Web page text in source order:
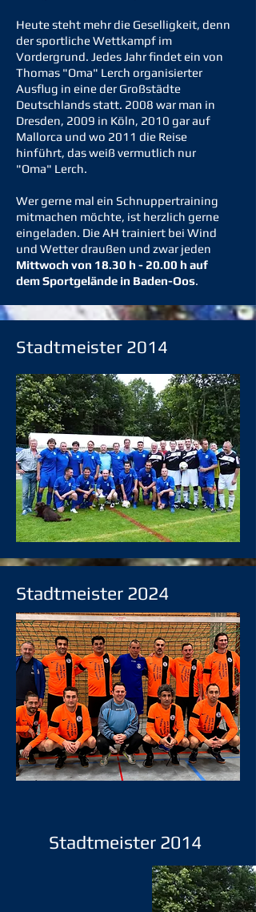
Heute steht mehr die Geselligkeit, denn
der sportliche Wettkampf im
Vordergrund. Jedes Jahr findet ein von
Thomas "Oma" Lerch organisierter
Ausflug in eine der Großstädte
Deutschlands statt. 2008 war man in
Dresden, 2009 in Köln, 2010 gar auf
Mallorca und wo 2011 die Reise
hinführt, das weiß vermutlich nur
"Oma" Lerch.
Wer gerne mal ein Schnuppertraining
mitmachen möchte, ist herzlich gerne
eingeladen. Die AH trainiert bei Wind
und Wetter draußen und zwar jeden
Mittwoch von 18.30 h - 20.00 h auf
dem Sportgelände in Baden-Oos.
Stadtmeister 2014
Stadtmeister 2024
Stadtmeister 2014